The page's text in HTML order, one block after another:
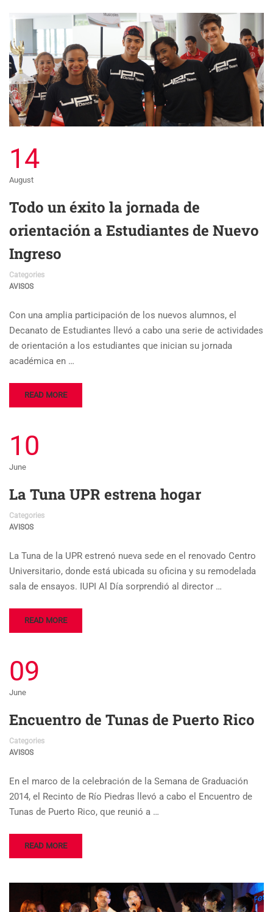
14
August
Todo un éxito la jornada de
orientación a Estudiantes de Nuevo
Ingreso
Categories
AVISOS
Con una amplia participación de los nuevos alumnos, el
Decanato de Estudiantes llevó a cabo una serie de actividades
de orientación a los estudiantes que inician su jornada
académica en …
READ MORE
10
June
La Tuna UPR estrena hogar
Categories
AVISOS
La Tuna de la UPR estrenó nueva sede en el renovado Centro
Universitario, donde está ubicada su oficina y su remodelada
sala de ensayos. IUPI Al Día sorprendió al director …
READ MORE
09
June
Encuentro de Tunas de Puerto Rico
Categories
AVISOS
En el marco de la celebración de la Semana de Graduación
2014, el Recinto de Río Piedras llevó a cabo el Encuentro de
Tunas de Puerto Rico, que reunió a …
READ MORE